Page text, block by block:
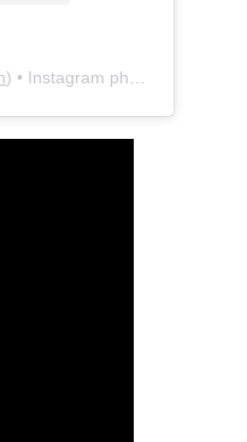
) • Instagram photos and videos